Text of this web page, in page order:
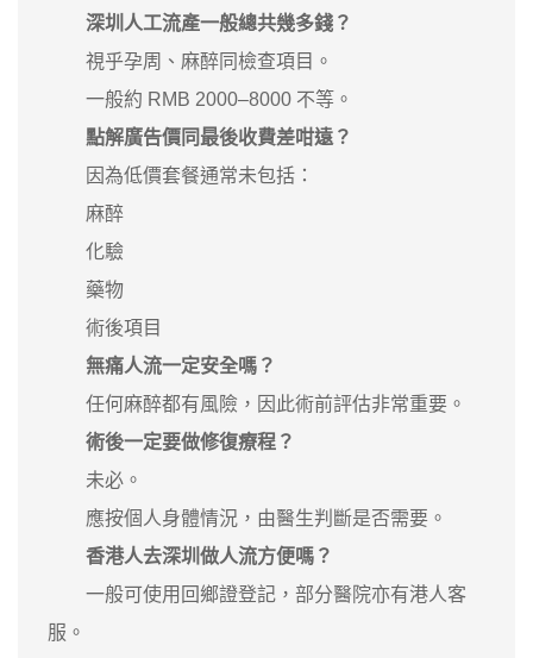
深圳人工流產一般總共幾多錢？
視乎孕周、麻醉同檢查項目。
一般約 RMB 2000–8000 不等。
點解廣告價同最後收費差咁遠？
因為低價套餐通常未包括：
麻醉
化驗
藥物
術後項目
無痛人流一定安全嗎？
任何麻醉都有風險，因此術前評估非常重要。
術後一定要做修復療程？
未必。
應按個人身體情況，由醫生判斷是否需要。
香港人去深圳做人流方便嗎？
一般可使用回鄉證登記，部分醫院亦有港人客
服。